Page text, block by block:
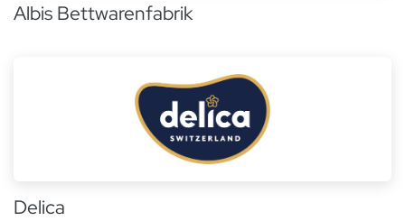
Albis Bettwarenfabrik
Delica